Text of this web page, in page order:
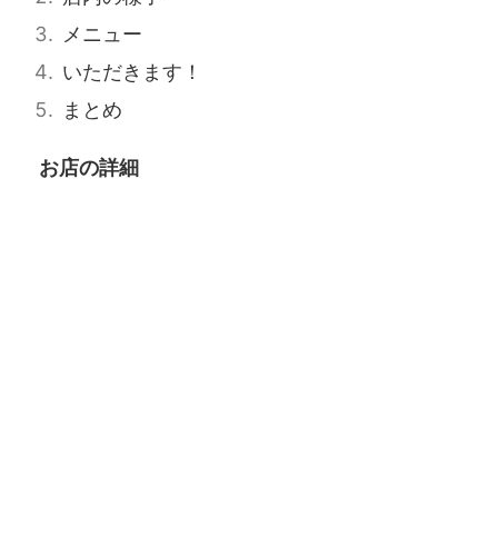
メニュー
いただきます！
まとめ
お店の詳細